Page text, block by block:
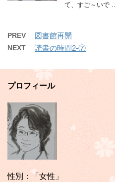
て、すご～いで …
PREV 図書館再開
NEXT 読書の時間2-⑦
プロフィール
性別：「女性」